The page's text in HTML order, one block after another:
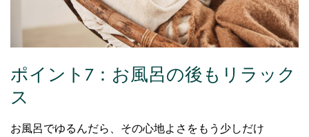
ポイント7：お風呂の後もリラック
ス
お風呂でゆるんだら、その心地よさをもう少しだけ